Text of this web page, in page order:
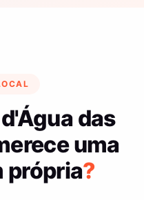
das
uma
própria?